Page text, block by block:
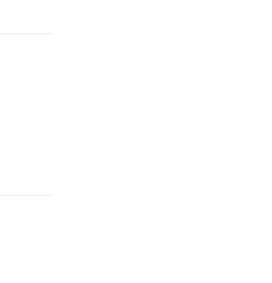
vom
und
Tag
Hotel Der